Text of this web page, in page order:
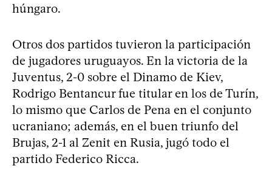
húngaro.
Otros dos partidos tuvieron la participación
de jugadores uruguayos. En la victoria de la
Juventus, 2-0 sobre el Dinamo de Kiev,
Rodrigo Bentancur fue titular en los de Turín,
lo mismo que Carlos de Pena en el conjunto
ucraniano; además, en el buen triunfo del
Brujas, 2-1 al Zenit en Rusia, jugó todo el
partido Federico Ricca.